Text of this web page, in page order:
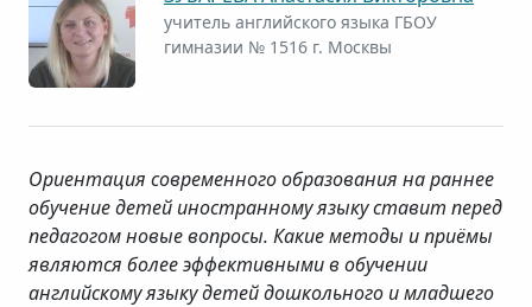
учитель английского языка ГБОУ
гимназии № 1516 г. Москвы
Ориентация современного образования на раннее
обучение детей иностранному языку ставит перед
педагогом новые вопросы. Какие методы и приёмы
являются более эффективными в обучении
английскому языку детей дошкольного и младшего